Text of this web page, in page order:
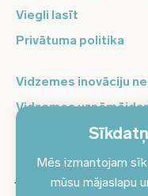
Mēs izmantojam
mūsu mājaslapu
Viegli lasīt
Privātuma politika
Vidzemes inovāciju
Vidzemes
Balso Vidzeme
Pierakstieties
jaunumus savā e-pastā!